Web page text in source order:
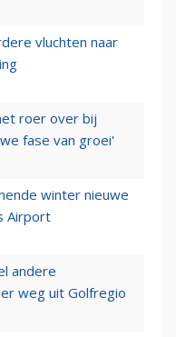
vluchten naar
roer over bij
fase van groei'
winter nieuwe
Airport
andere
weg uit Golfregio